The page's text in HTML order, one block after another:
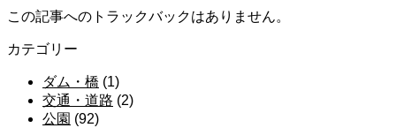
この記事へのトラックバックはありません。
カテゴリー
ダム・橋 (1)
交通・道路 (2)
公園 (92)